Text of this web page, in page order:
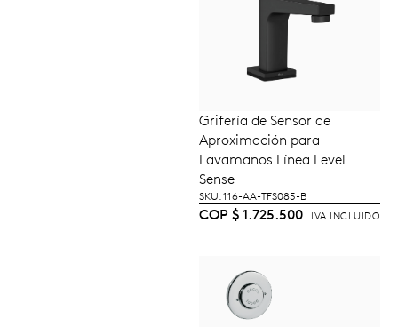
AÑADIR AL
CARRITO
Grifería de Sensor de
Aproximación para
Lavamanos Línea Level
Sense
SKU: 116-AA-TFS085-B
COP $ 1.725.500 IVA INCLUIDO